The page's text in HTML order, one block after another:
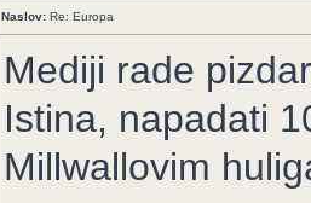
Naslov: Re: Europa
Mediji rade
Istina, napadati
Millwallovim